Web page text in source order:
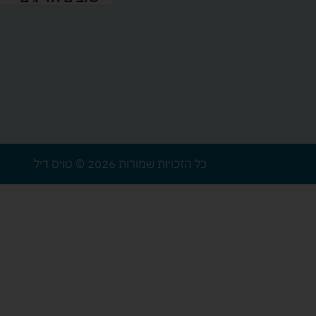
כל הזכויות שמורות 2026 © טויס דיל